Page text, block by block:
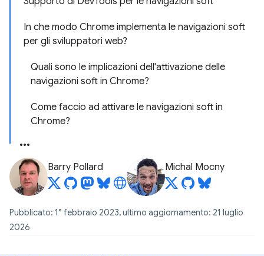
In che modo Chrome implementa le navigazioni soft
per gli sviluppatori web?
Quali sono le implicazioni dell'attivazione delle
navigazioni soft in Chrome?
Come faccio ad attivare le navigazioni soft in
Chrome?
Barry Pollard Michal Mocny
Pubblicato: 1° febbraio 2023, ultimo aggiornamento: 21 luglio
2026